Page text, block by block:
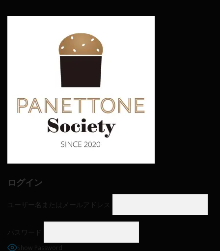
ログイン
ユーザー名またはメールアドレス
パスワード
Show Password